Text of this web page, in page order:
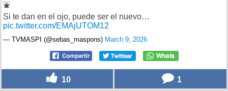
⛲
Si te dan en el ojo, puede ser el nuevo…
pic.twitter.com/EMAjUTOM12
— TVMASPI (@sebas_maspons) March 9, 2026
10 1